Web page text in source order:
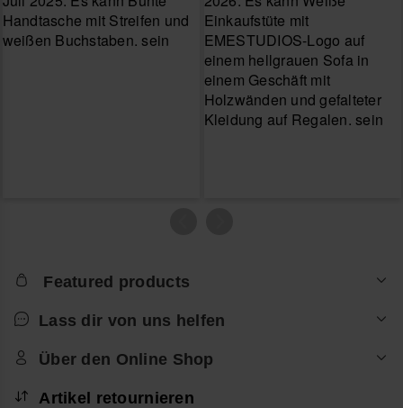
Featured products
Lass dir von uns helfen
Über den Online Shop
Artikel retournieren